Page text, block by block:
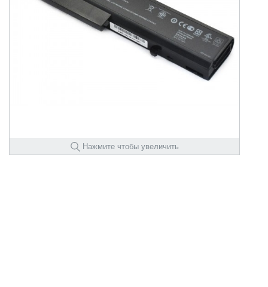
Нажмите чтобы увеличить